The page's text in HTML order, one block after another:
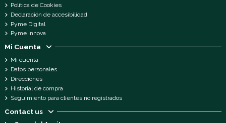
Política de Cookies
Declaración de accesibilidad
Pyme Digital
Pyme Innova
Mi Cuenta
Mi cuenta
Datos personales
Direcciones
Historial de compra
Seguimiento para clientes no registrados
Contact us